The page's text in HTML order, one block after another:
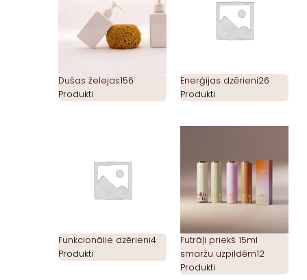
Dušas želejas156
Produkti
Enerģijas dzērieni26
Produkti
Funkcionālie dzērieni4
Produkti
Futrāļi priekš 15ml
smaržu uzpildēm12
Produkti